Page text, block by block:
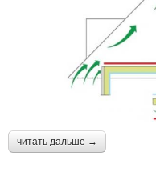
читать дальше →